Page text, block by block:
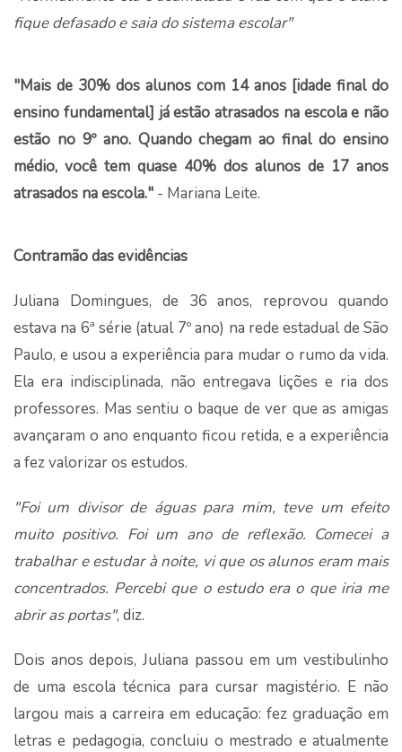
fique defasado e saia do sistema escolar"
"Mais de 30% dos alunos com 14 anos [idade final do
ensino fundamental] já estão atrasados na escola e não
estão no 9º ano. Quando chegam ao final do ensino
médio, você tem quase 40% dos alunos de 17 anos
atrasados na escola." - Mariana Leite.
Contramão das evidências
Juliana Domingues, de 36 anos, reprovou quando
estava na 6ª série (atual 7º ano) na rede estadual de São
Paulo, e usou a experiência para mudar o rumo da vida.
Ela era indisciplinada, não entregava lições e ria dos
professores. Mas sentiu o baque de ver que as amigas
avançaram o ano enquanto ficou retida, e a experiência
a fez valorizar os estudos.
"Foi um divisor de águas para mim, teve um efeito
muito positivo. Foi um ano de reflexão. Comecei a
trabalhar e estudar à noite, vi que os alunos eram mais
concentrados. Percebi que o estudo era o que iria me
abrir as portas", diz.
Dois anos depois, Juliana passou em um vestibulinho
de uma escola técnica para cursar magistério. E não
largou mais a carreira em educação: fez graduação em
letras e pedagogia, concluiu o mestrado e atualmente